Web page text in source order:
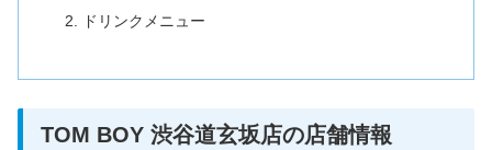
ドリンクメニュー
TOM BOY 渋谷道玄坂店の店舗情報